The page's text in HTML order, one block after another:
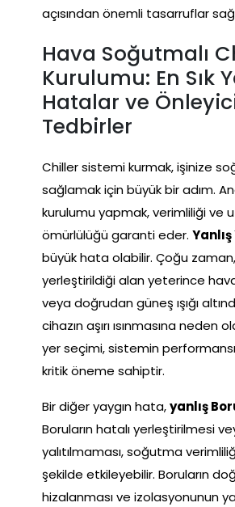
açısından önemli tasarruflar
Hava Soğutmalı
Kurulumu: En Sık
Hatalar ve
Tedbirler
Chiller sistemi kurmak, işinize
sağlamak için büyük bir adım.
kurulumu yapmak, verimliliği ve
ömürlülüğü garanti eder.
büyük hata olabilir. Çoğu zaman,
yerleştirildiği alan yeterince
veya doğrudan güneş ışığı
cihazın aşırı ısınmasına neden
yer seçimi, sistemin performansı
kritik öneme sahiptir.
Bir diğer yaygın hata,yanlış
Boruların hatalı yerleştirilmesi
yalıtılmaması, soğutma
şekilde etkileyebilir. Boruların
hizalanması ve izolasyonunun